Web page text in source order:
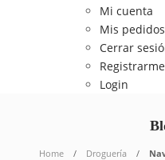
Mi cuenta
Mis pedidos
Cerrar
Registrarme
Login
Home Droguería